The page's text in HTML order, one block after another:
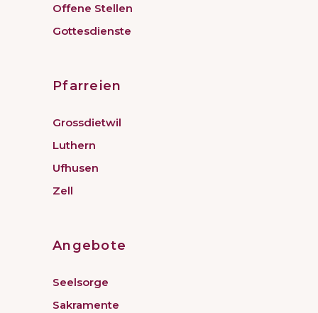
Offene Stellen
Gottesdienste
Pfarreien
Grossdietwil
Luthern
Ufhusen
Zell
Angebote
Seelsorge
Sakramente